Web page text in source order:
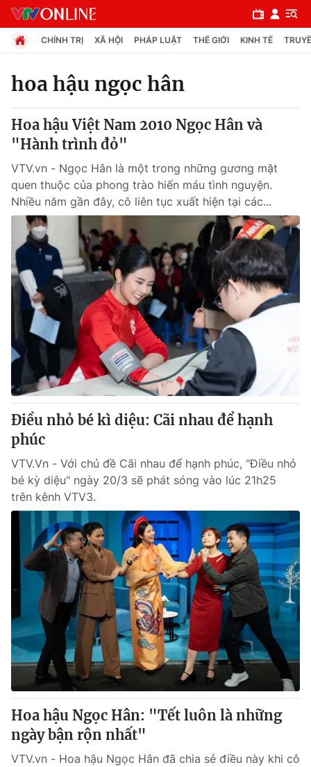
Chuyên mục
Chính trị
Xã hội
Pháp luật
Y tế
Thế giới
Tin tức
Thế giới đó đây
Câu chuyện quốc tế
Kinh tế
Tài chính
Thị trường
Góc doanh nghiệp
Dữ liệu và đời sống
Truyền hình
Phim VTV
Hậu trường
Nhân vật
Khán giả
Giải sao mai
Giải trí
Điện ảnh
Đời sống
Du lịch
Làm đẹp
Chất lượng cuộc sống
Giáo dục
Tuyển sinh
Học trực tuyến
Công nghệ
Hitech Công nghệ tương lai
Sản phẩm
Thị trường
Tư vấn
Giao lưu trực tuyến
Lịch phát sóng
Chuyên mục khác
Emagazine
CHÍNH TRỊ XÃ HỘI PHÁP LUẬT THẾ GIỚI KINH TẾ
hoa hậu ngọc hân
Hoa hậu Việt Nam 2010 Ngọc Hân và
"Hành trình đỏ"
VTV.vn - Ngọc Hân là một trong những gương mặt
quen thuộc của phong trào hiến máu tình nguyện.
Nhiều năm gần đây, cô liên tục xuất hiện tại các...
Điều nhỏ bé kì diệu: Cãi nhau để hạnh
phúc
VTV.Vn - Với chủ đề Cãi nhau để hạnh phúc, "Điều nhỏ
bé kỳ diệu" ngày 20/3 sẽ phát sóng vào lúc 21h25
trên kênh VTV3.
Hoa hậu Ngọc Hân: "Tết luôn là những
ngày bận rộn nhất"
VTV.vn - Hoa hậu Ngọc Hân đã chia sẻ điều này khi cô